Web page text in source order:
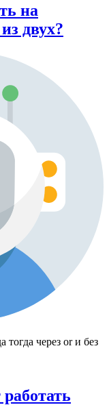
на
двух?
через or и без